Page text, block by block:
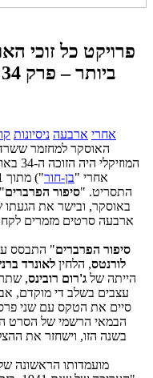
פרויקט כל זוכי
ביותר – פרק 34: "סיפור הפרברים" (1961)
אחרי ארבעה ניסיונות
האוסקר למחזמר
אחרי "בן-חור
התסריט. "סיפור הפרברים
באוסקר, ובישר את הגעתו
סיפור הפרברים" התבסס
לורנטס, הלחין לאונרד
הייתה של ג'רום רובינס,
עצבים בשלב די מוקדם,
סיים את הטקס עם שני
הבמאי הרשמי של הסרט
בשנה הזו, וישחזר את
מועמדותו הראשונה